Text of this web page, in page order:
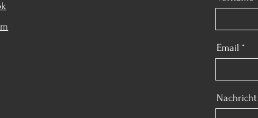
Email
Nachricht